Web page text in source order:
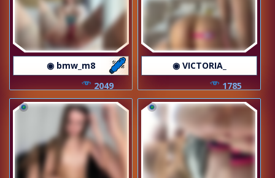
◉ bmw_m8
2049
◉ VICTORIA_
1785